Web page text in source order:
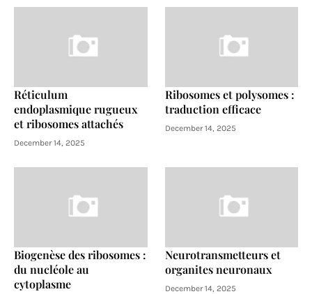
Réticulum
endoplasmique rugueux
et ribosomes attachés
December 14, 2025
Ribosomes et polysomes :
traduction efficace
December 14, 2025
Biogenèse des ribosomes :
du nucléole au
cytoplasme
Neurotransmetteurs et
organites neuronaux
December 14, 2025